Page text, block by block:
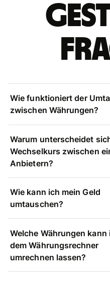
Wie funktioniert der
zwischen Währungen?
Warum unterscheidet
Wechselkurs zwischen
Anbietern?
Wie kann ich mein Geld
umtauschen?
Welche Währungen kann
dem Währungsrechner
umrechnen lassen?